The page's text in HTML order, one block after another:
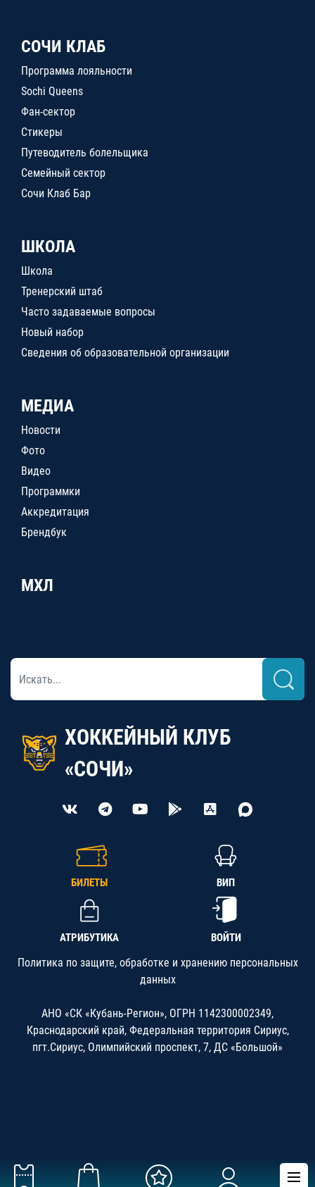
СОЧИ КЛАБ
Программа лояльности
Sochi Queens
Фан-сектор
Стикеры
Путеводитель болельщика
Семейный сектор
Сочи Клаб Бар
ШКОЛА
Школа
Тренерский штаб
Часто задаваемые вопросы
Новый набор
Сведения об образовательной организации
МЕДИА
Новости
Фото
Видео
Программки
Аккредитация
Брендбук
МХЛ
ХОККЕЙНЫЙ КЛУБ
«СОЧИ»
БИЛЕТЫ ВИП
АТРИБУТИКА ВОЙТИ
Политика по защите, обработке и хранению персональных
данных
АНО «СК «Кубань-Регион», ОГРН 1142300002349,
Краснодарский край, Федеральная территория Сириус,
пгт.Сириус, Олимпийский проспект, 7, ДС «Большой»